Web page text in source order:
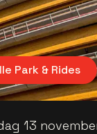
Park & Rides
13